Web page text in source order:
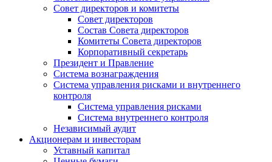
Совет директоров и комитеты
Совет директоров
Состав Совета директоров
Комитеты Совета директоров
Корпоративный секретарь
Президент и Правление
Система вознаграждения
Система управления рисками и внутреннего
контроля
Система управления рисками
Система внутреннего контроля
Независимый аудит
Акционерам и инвесторам
Уставный капитал